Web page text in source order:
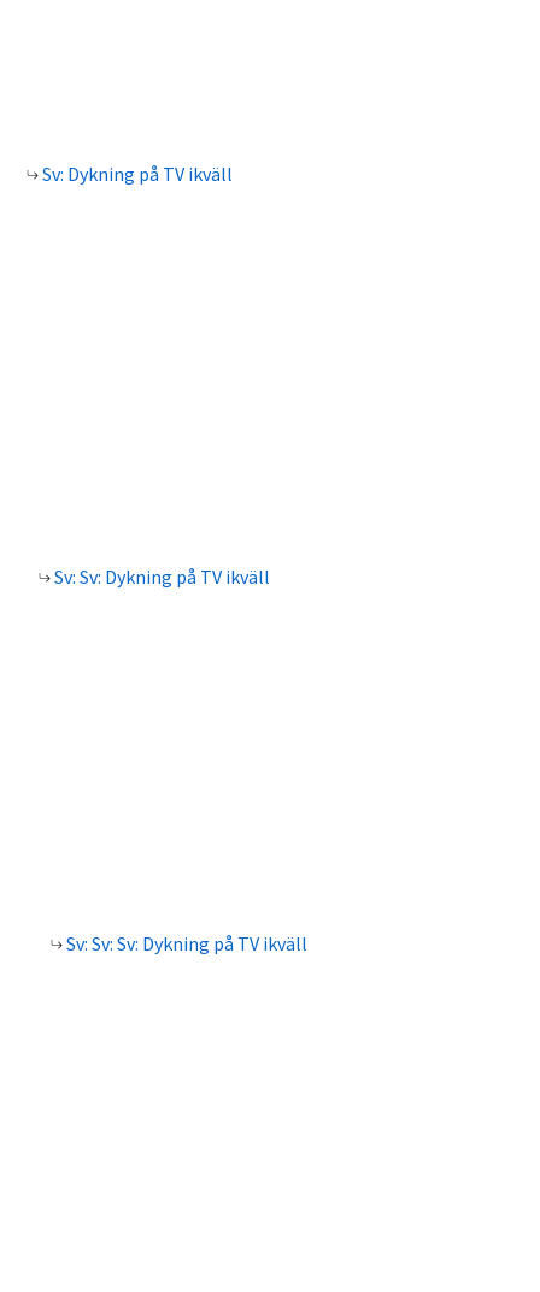
Sv: Dykning på TV ikväll
Sv: Sv: Dykning på TV ikväll
Sv: Sv: Sv: Dykning på TV ikväll